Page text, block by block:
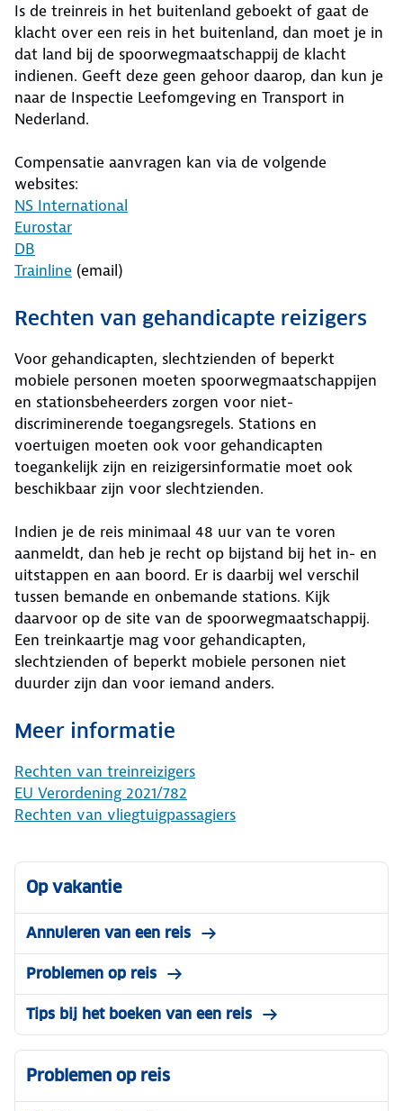
Is de treinreis in het buitenland geboekt of gaat de
klacht over een reis in het buitenland, dan moet je in
dat land bij de spoorwegmaatschappij de klacht
indienen. Geeft deze geen gehoor daarop, dan kun je
naar de Inspectie Leefomgeving en Transport in
Nederland.
Compensatie aanvragen kan via de volgende
websites:
NS International
Eurostar
DB
Trainline (email)
Rechten van gehandicapte reizigers
Voor gehandicapten, slechtzienden of beperkt
mobiele personen moeten spoorwegmaatschappijen
en stationsbeheerders zorgen voor niet-
discriminerende toegangsregels. Stations en
voertuigen moeten ook voor gehandicapten
toegankelijk zijn en reizigersinformatie moet ook
beschikbaar zijn voor slechtzienden.
Indien je de reis minimaal 48 uur van te voren
aanmeldt, dan heb je recht op bijstand bij het in- en
uitstappen en aan boord. Er is daarbij wel verschil
tussen bemande en onbemande stations. Kijk
daarvoor op de site van de spoorwegmaatschappij.
Een treinkaartje mag voor gehandicapten,
slechtzienden of beperkt mobiele personen niet
duurder zijn dan voor iemand anders.
Meer informatie
Rechten van treinreizigers
EU Verordening 2021/782
Rechten van vliegtuigpassagiers
Op vakantie
Annuleren van een reis
Problemen op reis
Tips bij het boeken van een reis
Problemen op reis